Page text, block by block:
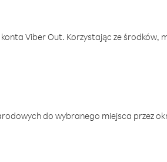
Viber Out. Korzystając ze środków,
do wybranego miejsca przez